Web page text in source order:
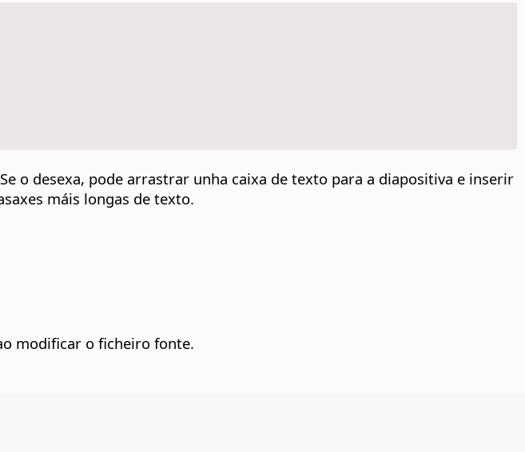
o desexa, pode arrastrar unha caixa de texto para a diapositiva e inserir
máis longas de texto.
modificar o ficheiro fonte.